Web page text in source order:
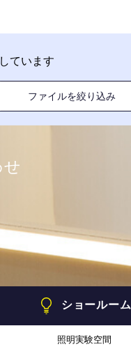
ています
ファイルを絞り込み
ショールーム
照明実験空間